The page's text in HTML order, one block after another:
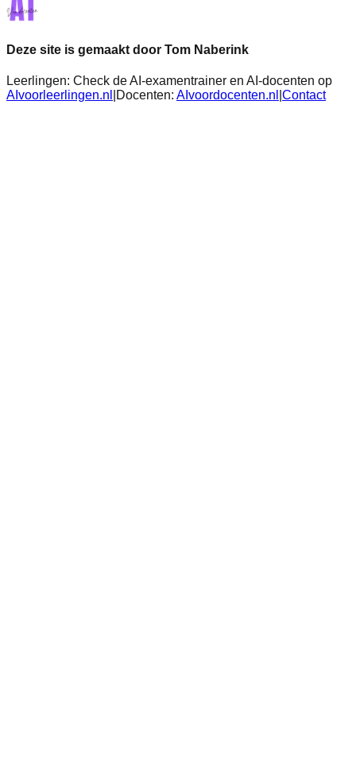
Deze site is gemaakt door Tom Naberink
Leerlingen: Check de AI-examentrainer en AI-docenten op
AIvoorleerlingen.nl
Docenten: AIvoordocenten.nl Contact